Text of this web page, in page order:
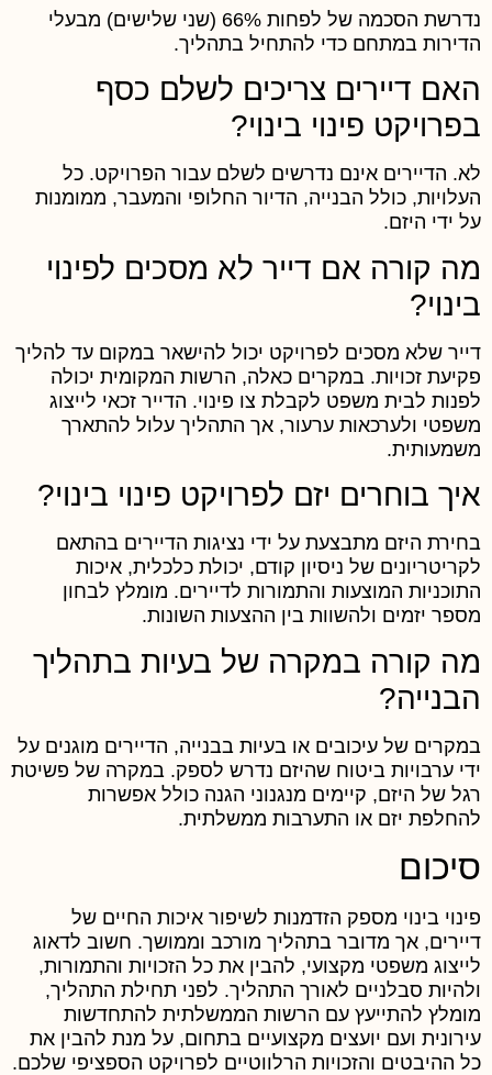
נדרשת הסכמה של לפחות 66% (שני שלישים) מבעלי
במתחם כדי להתחיל בתהליך.
דיירים צריכים לשלם כסף
פינוי בינוי?
הדיירים אינם נדרשים לשלם עבור הפרויקט. כל
כולל הבנייה, הדיור החלופי והמעבר, ממומנות
ידי היזם.
קורה אם דייר לא מסכים לפינוי
שלא מסכים לפרויקט יכול להישאר במקום עד להליך
זכויות. במקרים כאלה, הרשות המקומית יכולה
לבית משפט לקבלת צו פינוי. הדייר זכאי לייצוג
ולערכאות ערעור, אך התהליך עלול להתארך
בוחרים יזם לפרויקט פינוי בינוי?
היזם מתבצעת על ידי נציגות הדיירים בהתאם
של ניסיון קודם, יכולת כלכלית, איכות
המוצעות והתמורות לדיירים. מומלץ לבחון
יזמים ולהשוות בין ההצעות השונות.
קורה במקרה של בעיות בתהליך
של עיכובים או בעיות בבנייה, הדיירים מוגנים על
ערבויות ביטוח שהיזם נדרש לספק. במקרה של פשיטת
של היזם, קיימים מנגנוני הגנה כולל אפשרות
יזם או התערבות ממשלתית.
בינוי מספק הזדמנות לשיפור איכות החיים של
אך מדובר בתהליך מורכב וממושך. חשוב לדאוג
משפטי מקצועי, להבין את כל הזכויות והתמורות,
סבלניים לאורך התהליך. לפני תחילת התהליך,
להתייעץ עם הרשות הממשלתית להתחדשות
ועם יועצים מקצועיים בתחום, על מנת להבין את
ההיבטים והזכויות הרלווטיים לפרויקט הספציפי שלכם.